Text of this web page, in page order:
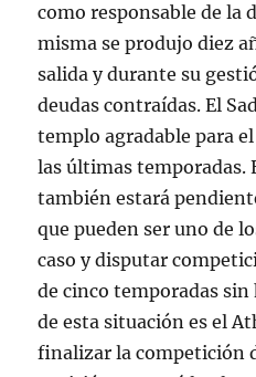
como responsable de la
misma se produjo diez
salida y durante su
deudas contraídas. El
templo agradable para
las últimas temporadas.
también estará
que pueden ser uno de
caso y disputar
de cinco temporadas
de esta situación es el
finalizar la competición